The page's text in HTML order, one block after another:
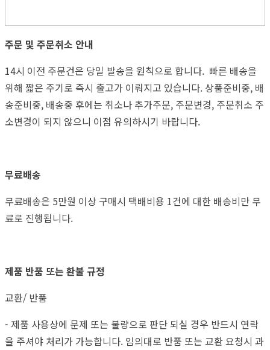
주문 및 주문취소 안내
14시 이전 주문건은 당일 발송을 원칙으로 합니다. 빠른 배송을
위해 짧은 주기로 즉시 출고가 이뤄지고 있습니다. 상품준비중, 배
송준비중, 배송중 후에는 취소나 추가주문, 주문변경, 주문취소 주
소변경이 되지 않으니 이점 유의하시기 바랍니다.
무료배송
무료배송은 5만원 이상 구매시 택배비용 1건에 대한 배송비만 무
료로 진행됩니다.
제품 반품 또는 환불 규정
교환/ 반품
- 제품 사용상에 문제 또는 불량으로 판단 되실 경우 반드시 연락
을 주셔야 처리가 가능합니다. 임의대로 반품 또는 교환 요청시 과